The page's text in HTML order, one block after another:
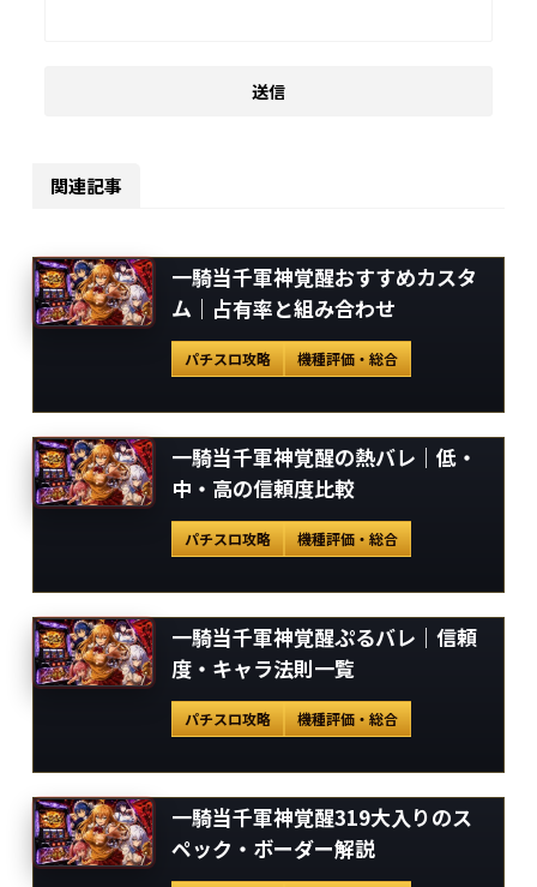
関連記事
一騎当千軍神覚醒おすすめカスタ
ム｜占有率と組み合わせ
パチスロ攻略 機種評価・総合
一騎当千軍神覚醒の熱バレ｜低・
中・高の信頼度比較
パチスロ攻略 機種評価・総合
一騎当千軍神覚醒ぷるバレ｜信頼
度・キャラ法則一覧
パチスロ攻略 機種評価・総合
一騎当千軍神覚醒319大入りのス
ペック・ボーダー解説